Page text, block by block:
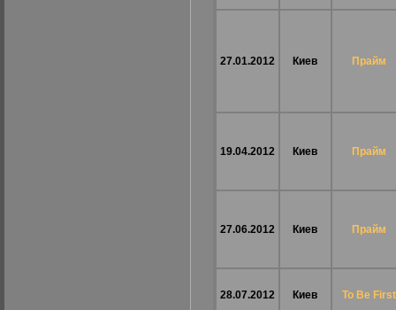
27.01.2012 Киев Прайм
19.04.2012 Киев Прайм
27.06.2012 Киев Прайм
28.07.2012 Киев To Be First